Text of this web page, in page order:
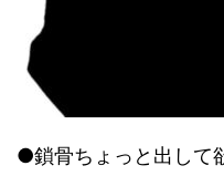
●鎖骨ちょっと出して